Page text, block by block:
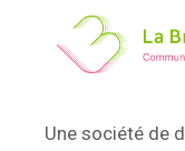
Une société de